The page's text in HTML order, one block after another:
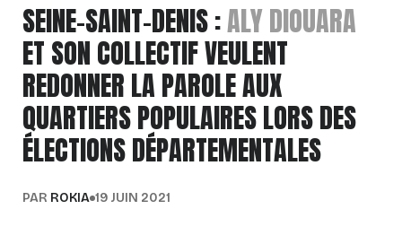
SEINE-SAINT-DENIS :ALY DIOUARA
ET SON COLLECTIF VEULENT
REDONNER LA PAROLE AUX
QUARTIERS POPULAIRES LORS DES
ÉLECTIONS DÉPARTEMENTALES
PAR ROKIA 19 JUIN 2021